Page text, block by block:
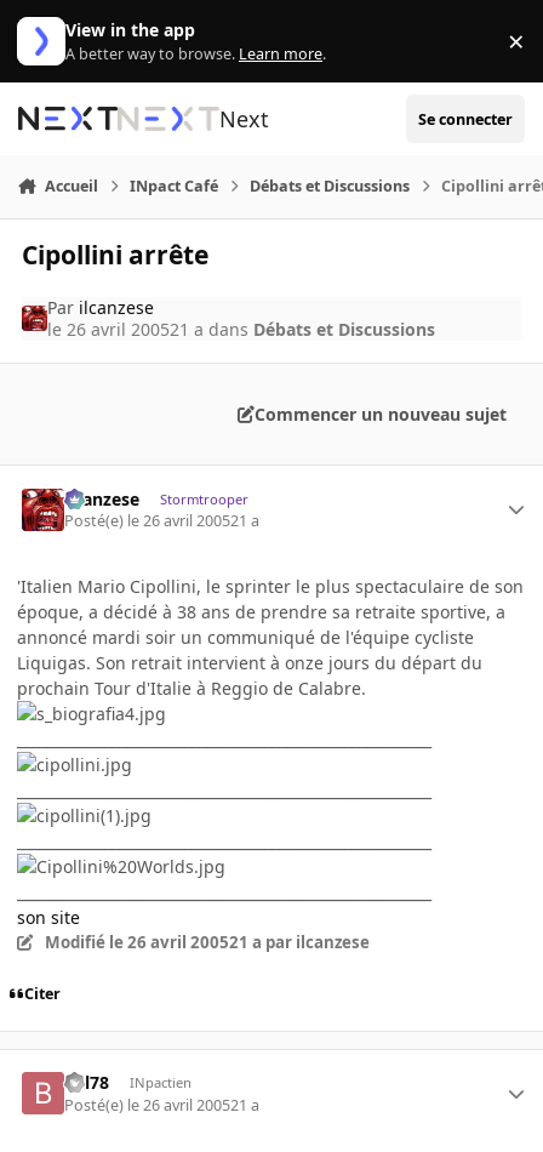
Aller au contenu
View in the app
A better way to browse. Learn more. ×
Next Se connecter
Accueil INpact Café Débats et Discussions Cipollini
Cipollini arrête
Par ilcanzese
le 26 avril 200521 a dans Débats et Discussions
Commencer un nouveau sujet
ilcanzese Stormtrooper
Posté(e) le 26 avril 200521 a
'Italien Mario Cipollini, le sprinter le plus spectaculaire de son
époque, a décidé à 38 ans de prendre sa retraite sportive, a
annoncé mardi soir un communiqué de l'équipe cycliste
Liquigas. Son retrait intervient à onze jours du départ du
prochain Tour d'Italie à Reggio de Calabre.
son site
Modifié le 26 avril 200521 a par ilcanzese
Citer
bill78 INpactien
Posté(e) le 26 avril 200521 a